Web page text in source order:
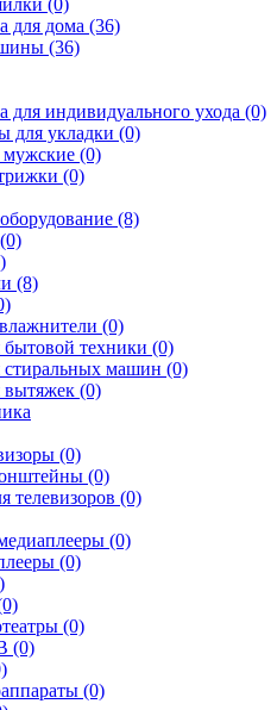
для дома (36)
(36)
для индивидуального ухода (0)
для укладки (0)
(0)
(0)
(8)
(8)
(0)
бытовой техники (0)
стиральных машин (0)
вытяжек (0)
(0)
(0)
телевизоров (0)
(0)
(0)
(0)
(0)
(0)